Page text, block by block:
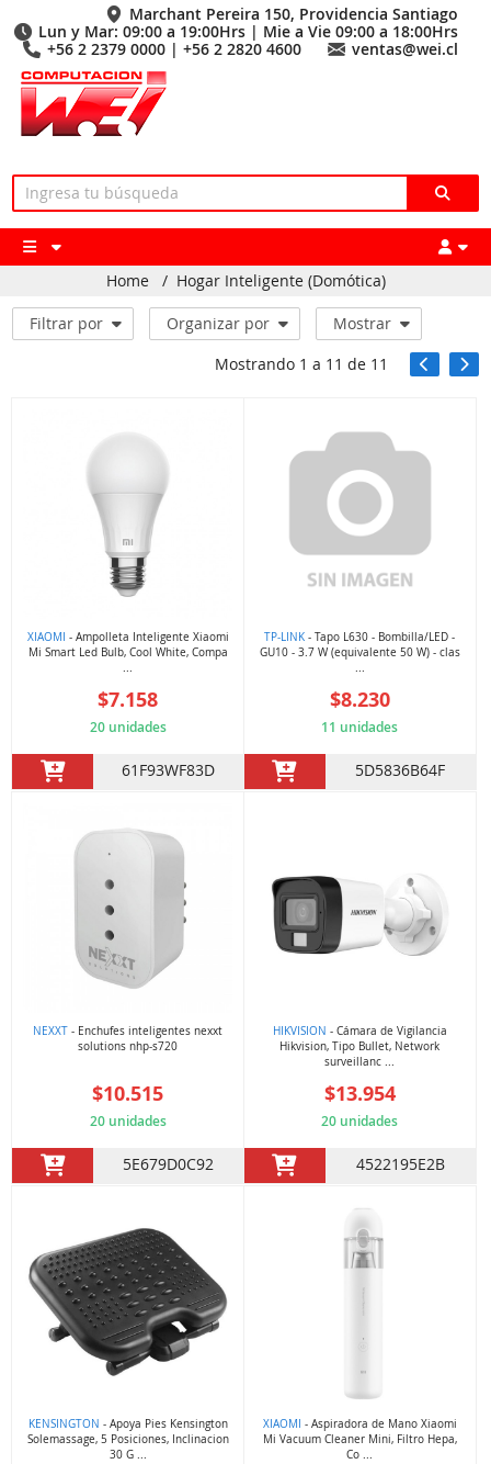
Marchant Pereira 150, Providencia Santiago
Lun y Mar: 09:00 a 19:00Hrs | Mie a Vie 09:00 a 18:00Hrs
+56 2 2379 0000 | +56 2 2820 4600
ventas@wei.cl
Home / Hogar Inteligente (Domótica)
Filtrar por Organizar por
Mostrar
Mostrando 1 a 11 de 11
XIAOMI - Ampolleta Inteligente Xiaomi
Mi Smart Led Bulb, Cool White, Compa
...
$7.158
20 unidades
61F93WF83D
TP-LINK - Tapo L630 - Bombilla/LED -
GU10 - 3.7 W (equivalente 50 W) - clas
...
$8.230
11 unidades
5D5836B64F
NEXXT - Enchufes inteligentes nexxt
solutions nhp-s720
$10.515
20 unidades
5E679D0C92
HIKVISION - Cámara de Vigilancia
Hikvision, Tipo Bullet, Network
surveillanc ...
$13.954
20 unidades
4522195E2B
KENSINGTON - Apoya Pies Kensington
Solemassage, 5 Posiciones, Inclinacion
30 G ...
XIAOMI - Aspiradora de Mano Xiaomi
Mi Vacuum Cleaner Mini, Filtro Hepa,
Co ...